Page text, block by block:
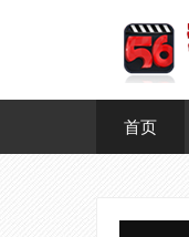
首页